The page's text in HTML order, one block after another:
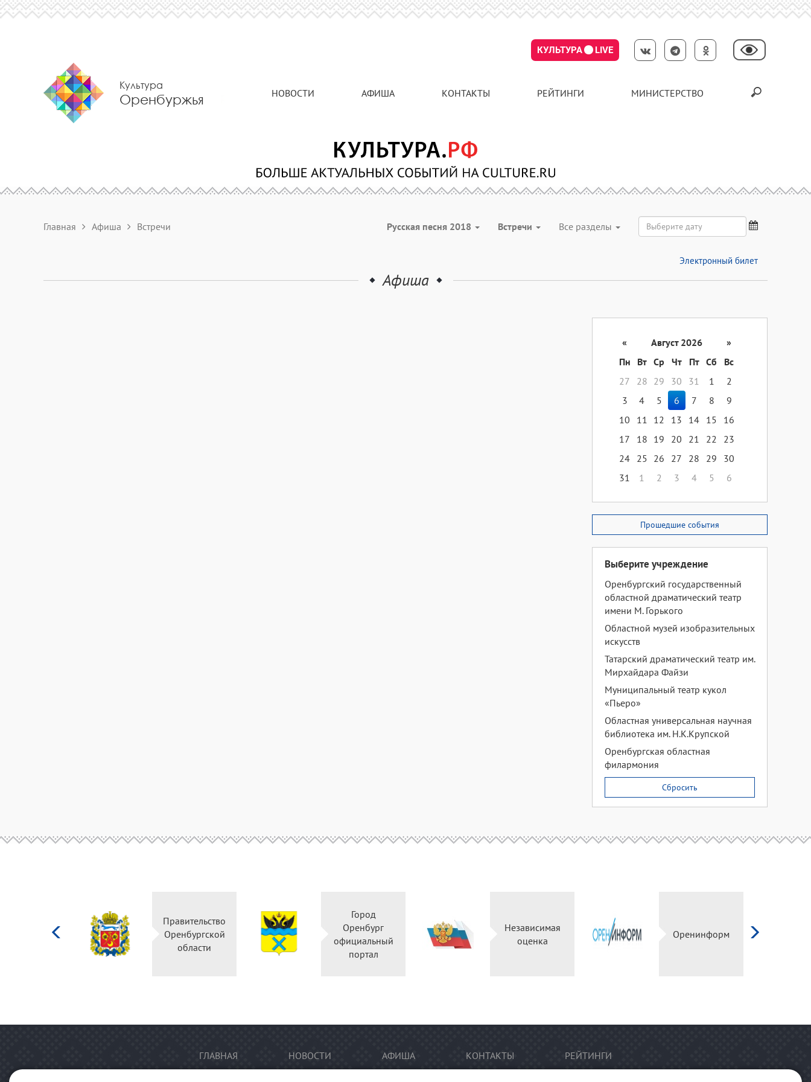
КУЛЬТУРА LIVE
Культура
Оренбуржья НОВОСТИ АФИША КОНТАКТЫ РЕЙТИНГИ МИНИСТЕРСТВО
Главная Афиша Встречи Русская песня 2018 Встречи Все разделы
Электронный билет
Афиша
« Август 2026
»
Пн
Вт Ср Чт Пт Сб
Вс
27
28 29 30 31 1
2
3
4 5 6 7 8
9
10
11 12 13 14 15
16
17
18 19 20 21 22
23
24 25 26 27 28 29
30
31
1 2 3 4 5 6
Прошедшие события
Выберите учреждение
Оренбургский государственный
областной драматический театр
имени М. Горького
Областной музей изобразительных
искусств
Татарский драматический театр им.
Мирхайдара Файзи
Муниципальный театр кукол
«Пьеро»
Областная универсальная научная
библиотека им. Н.К.Крупской
Оренбургская областная
филармония
Сбросить
Правительство
Оренбургской
области
Город
Оренбург
официальный
портал
Независимая
оценка
Оренинформ
ГЛАВНАЯ НОВОСТИ АФИША КОНТАКТЫ РЕЙТИНГИ